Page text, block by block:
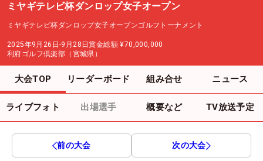
ミヤギテレビ杯ダンロップ女子オープン
ミヤギテレビ杯ダンロップ女子オープンゴルフトーナメント
2025年9月26日-9月28日賞金総額 ¥70,000,000
利府ゴルフ倶楽部（宮城県）
大会TOP リーダーボード 組み合せ ニュース
ライブフォト 出場選手 概要など TV放送予定
前の大会 次の大会